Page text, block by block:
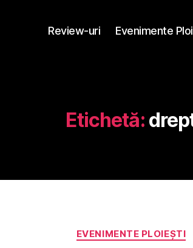
Review-uri Evenimente
Etichetă:
Categorii
EVENIMENTE PLOIEŞTI